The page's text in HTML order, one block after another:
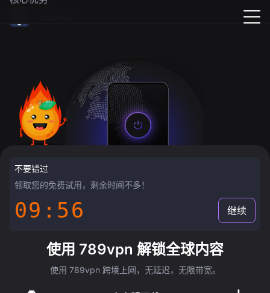
不要错过
领取您的免费试用，剩余时间不多！
09:55 继续
使用 789vpn 解锁全球内容
使用 789vpn 跨境上网，无延迟，无限带宽。